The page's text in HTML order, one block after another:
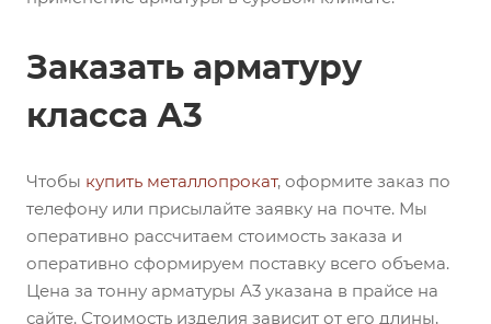
Заказать арматуру
класса А3
Чтобы купить металлопрокат, оформите заказ по
телефону или присылайте заявку на почте. Мы
оперативно рассчитаем стоимость заказа и
оперативно сформируем поставку всего объема.
Цена за тонну арматуры А3 указана в прайсе на
сайте. Стоимость изделия зависит от его длины,